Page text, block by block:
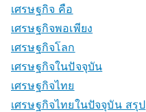
เศรษฐกิจ คือ
เศรษฐกิจพอเพียง
เศรษฐกิจโลก
เศรษฐกิจในปัจจุบัน
เศรษฐกิจไทย
เศรษฐกิจไทยในปัจจุบัน สรุป